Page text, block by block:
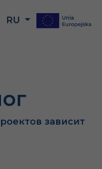
RU
зависит